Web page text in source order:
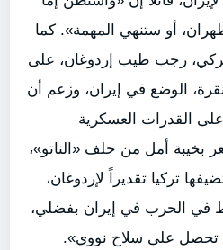
أو ستنهي المهمة». كما
رجب طيب إردوغان، على
الوضع في إيران، وزعم أن
القدرات العسكرية
شعر بخيبة أمل من حلف «الناتو»،
تركيا تقديراً لإردوغان،
في الحرب في إيران بفضلي،
تحصل على سلاح نووي».